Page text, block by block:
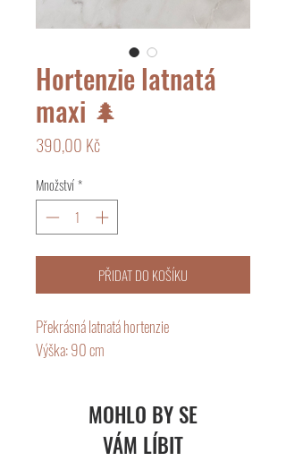
Hortenzie latnatá
maxi 🌲
390,00 KčCena
Množství*
PŘIDAT DO KOŠÍKU
Překrásná latnatá hortenzie
Výška: 90 cm
MOHLO BY SE
VÁM LÍBIT